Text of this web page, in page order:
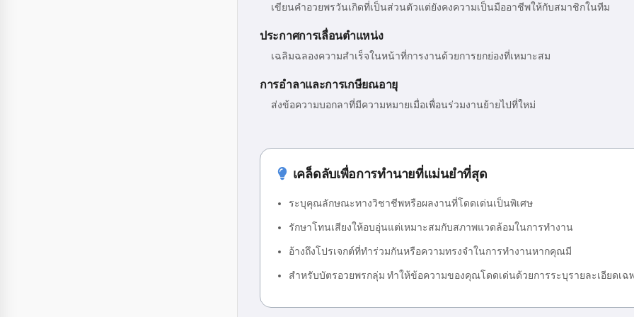
เขียนคำอวยพรวันเกิดที่เป็นส่วนตัวแต่ยังคงความเป็นมืออาชีพให้กับสมาชิกในทีม
ประกาศการเลื่อนตำแหน่ง
เฉลิมฉลองความสำเร็จในหน้าที่การงานด้วยการยกย่องที่เหมาะสม
การอำลาและการเกษียณอายุ
ส่งข้อความบอกลาที่มีความหมายเมื่อเพื่อนร่วมงานย้ายไปที่ใหม่
เคล็ดลับเพื่อการทำนายที่แม่นยำที่สุด
ระบุคุณลักษณะทางวิชาชีพหรือผลงานที่โดดเด่นเป็นพิเศษ
รักษาโทนเสียงให้อบอุ่นแต่เหมาะสมกับสภาพแวดล้อมในการทำงาน
อ้างถึงโปรเจกต์ที่ทำร่วมกันหรือความทรงจำในการทำงานหากคุณมี
สำหรับบัตรอวยพรกลุ่ม ทำให้ข้อความของคุณโดดเด่นด้วยการระบุรายละเอียดเฉ